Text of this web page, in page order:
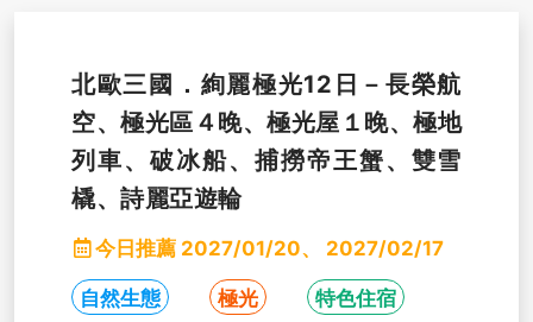
北歐三國．絢麗極光12日－長榮航
空、極光區４晚、極光屋１晚、極地
列車、破冰船、捕撈帝王蟹、雙雪
橇、詩麗亞遊輪
今日推薦 2027/01/20、 2027/02/17
自然生態 極光 特色住宿